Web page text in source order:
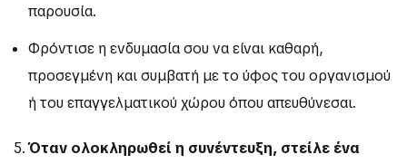
παρουσία.
Φρόντισε η ενδυμασία σου να είναι καθαρή,
προσεγμένη και συμβατή με το ύφος του οργανισμού
ή του επαγγελματικού χώρου όπου απευθύνεσαι.
5.Όταν ολοκληρωθεί η συνέντευξη, στείλε ένα